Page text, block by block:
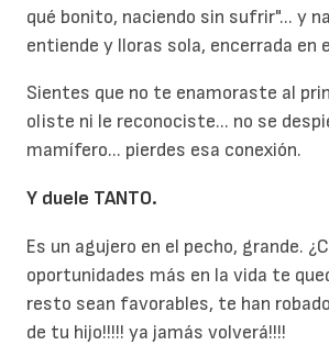
qué bonito, naciendo sin sufrir"... y
entiende y lloras sola, encerrada en
Sientes que no te enamoraste al
oliste ni le reconociste... no se
mamífero... pierdes esa conexión.
Y duele TANTO.
Es un agujero en el pecho, grande.
oportunidades más en la vida te
resto sean favorables, te han
de tu hijo!!!!! ya jamás volverá!!!!